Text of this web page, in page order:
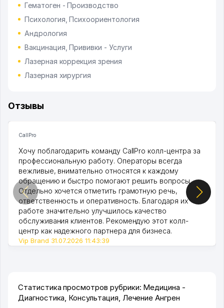
Гематоген - Производство
Психология, Психоориентология
Андрология
Вакцинация, Прививки - Услуги
Лазерная коррекция зрения
Лазерная хирургия
Отзывы
CallPro
Хочу поблагодарить команду CallPro колл-центра за
профессиональную работу. Операторы всегда
вежливые, внимательно относятся к каждому
обращению и быстро помогают решить вопросы.
Отдельно хочется отметить грамотную речь,
ответственность и оперативность. Благодаря их
работе значительно улучшилось качество
обслуживания клиентов. Рекомендую этот колл-
центр как надежного партнера для бизнеса.
Vip Brand 31.07.2026 11:43:39
Статистика просмотров рубрики: Медицина -
Диагностика, Консультация, Лечение Ангрен